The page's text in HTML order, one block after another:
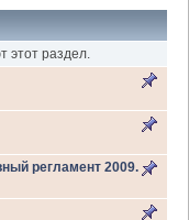
этот раздел.
регламент 2009.